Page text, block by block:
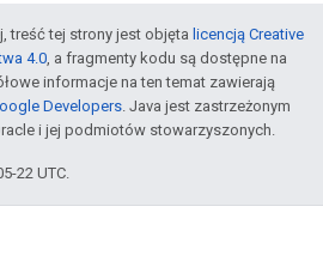
treść tej strony jest objęta licencją Creative
4.0 , a fragmenty kodu są dostępne na
informacje na ten temat zawierają
Developers . Java jest zastrzeżonym
i jej podmiotów stowarzyszonych.
22 UTC.